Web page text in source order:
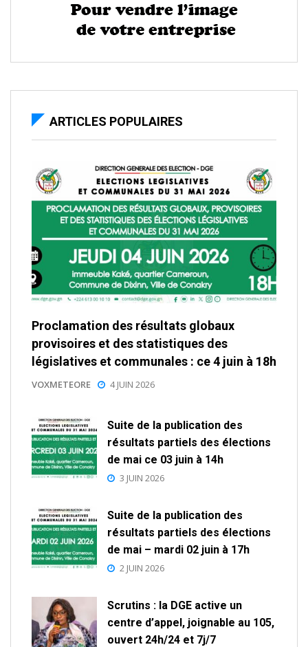
ARTICLES POPULAIRES
Proclamation des résultats globaux
provisoires et des statistiques des
législatives et communales : ce 4 juin à 18h
VOXMETEORE 4 JUIN 2026
Suite de la publication des
résultats partiels des élections
de mai ce 03 juin à 14h
3 JUIN 2026
Suite de la publication des
résultats partiels des élections
de mai – mardi 02 juin à 17h
2 JUIN 2026
Scrutins : la DGE active un
centre d’appel, joignable au 105,
ouvert 24h/24 et 7j/7